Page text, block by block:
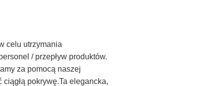
celu utrzymania
/ przepływ produktów.
za pomocą naszej
pokrywę.Ta elegancka,